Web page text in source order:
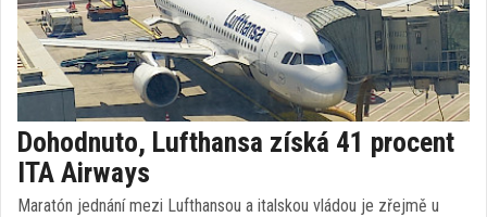
Dohodnuto, Lufthansa získá 41 procent
ITA Airways
Maratón jednání mezi Lufthansou a italskou vládou je zřejmě u